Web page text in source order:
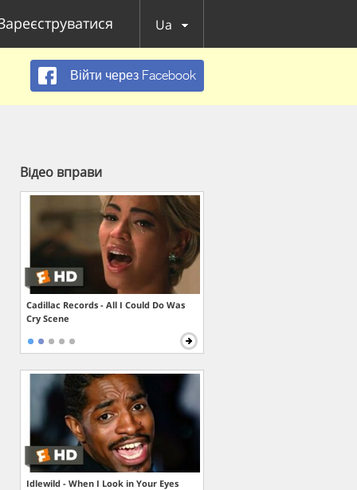
Ua
Війти через Facebook
Відео вправи
Cadillac Records - All I Could Do Was
Cry Scene
Idlewild - When I Look in Your Eyes